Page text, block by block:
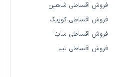
فروش اقساطی شاهین
فروش اقساطی کوییک
فروش اقساطی ساینا
فروش اقساطی تیبا